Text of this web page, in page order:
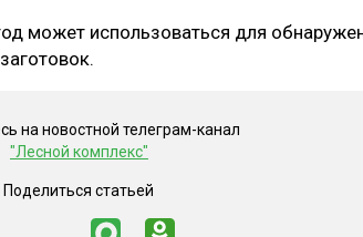
может использоваться для
на новостной телеграм-канал
"Лесной комплекс"
Поделиться статьей